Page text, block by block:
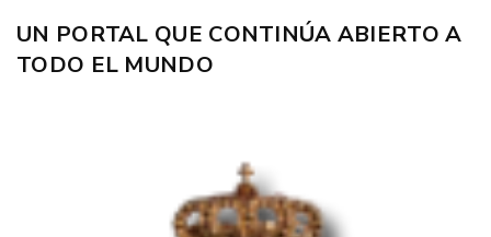
UN PORTAL QUE CONTINÚA ABIERTO A
TODO EL MUNDO